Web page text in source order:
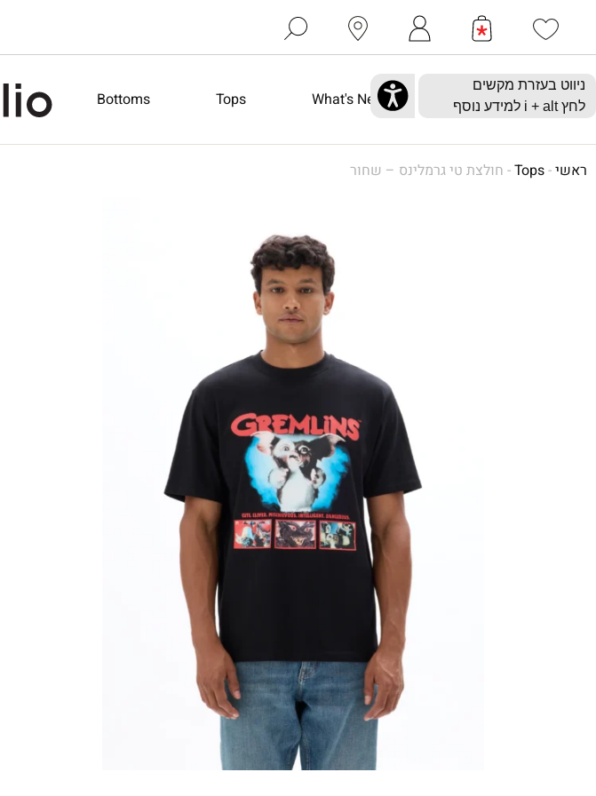
What's New
Tops
Bottoms
ראשי-
Tops
- חולצת טי גרמלינס – שחור
ניווט בעזרת מקשים
לחץi + alt למידע נוסף